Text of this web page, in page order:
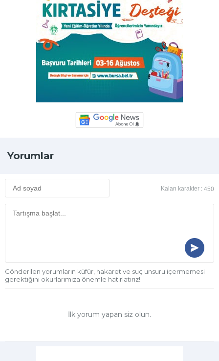
Yorumlar
Kalan karakter : 450
Gönderilen yorumların küfür, hakaret ve suç unsuru içermemesi
gerektiğini okurlarımıza önemle hatırlatırız!
İlk yorum yapan siz olun.